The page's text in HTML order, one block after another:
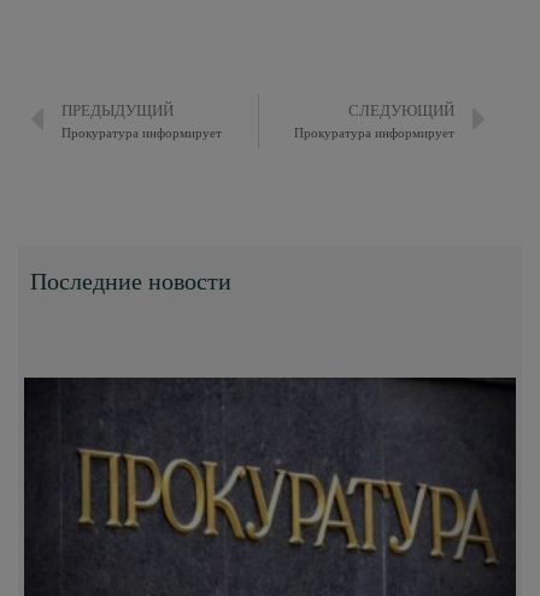
ПРЕДЫДУЩИЙ
Прокуратура информирует
СЛЕДУЮЩИЙ
Прокуратура информирует
Последние новости